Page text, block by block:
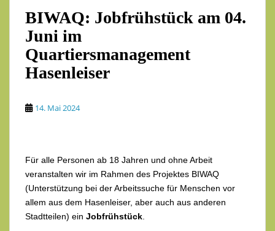
BIWAQ: Jobfrühstück am 04.
Juni im
Quartiersmanagement
Hasenleiser
14. Mai 2024
Für alle Personen ab 18 Jahren und ohne Arbeit
veranstalten wir im Rahmen des Projektes BIWAQ
(Unterstützung bei der Arbeitssuche für Menschen vor
allem aus dem Hasenleiser, aber auch aus anderen
Stadtteilen) ein Jobfrühstück